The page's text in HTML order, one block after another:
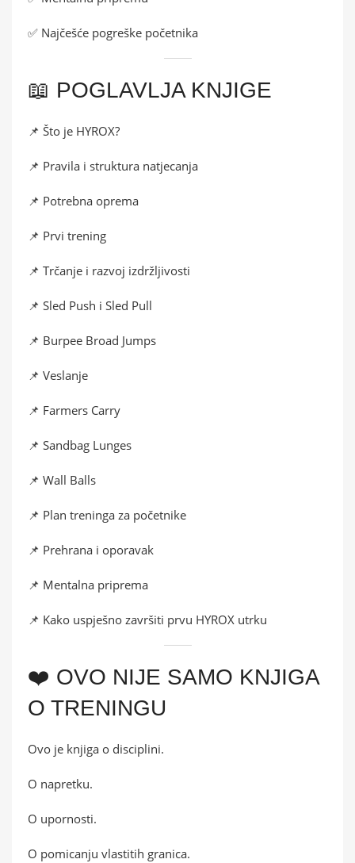
✅ Najčešće pogreške početnika
📖 POGLAVLJA KNJIGE
📌 Što je HYROX?
📌 Pravila i struktura natjecanja
📌 Potrebna oprema
📌 Prvi trening
📌 Trčanje i razvoj izdržljivosti
📌 Sled Push i Sled Pull
📌 Burpee Broad Jumps
📌 Veslanje
📌 Farmers Carry
📌 Sandbag Lunges
📌 Wall Balls
📌 Plan treninga za početnike
📌 Prehrana i oporavak
📌 Mentalna priprema
📌 Kako uspješno završiti prvu HYROX utrku
❤️ OVO NIJE SAMO KNJIGA
O TRENINGU
Ovo je knjiga o disciplini.
O napretku.
O upornosti.
O pomicanju vlastitih granica.